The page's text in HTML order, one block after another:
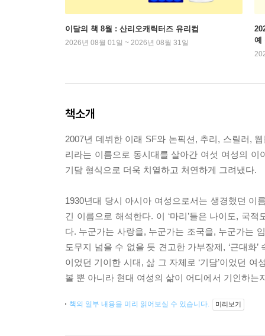
이달의 책 8월 : 산리오캐릭터즈 유리컵
2026년 08월 01일 ~ 2026년 08월 31일
예
책소개
2007년 데뷔한 이래 SF와 논픽션, 추리, 스릴러,
리라는 이름으로 동시대를 살아간 여섯 여성의
기담 형식으로 더욱 치열하고 처연하게 그려냈다.
1930년대 당시 아시아 여성으로서는 생경했던 이
긴 이름으로 해석한다. 이 ‘마리’들은 나이도, 국
다. 누군가는 사랑을, 누군가는 조국을, 누군가는
도무지 넘을 수 없을 듯 견고한 가부장제, ‘근대화
이었던 기이한 시대, 삶 그 자체로 ‘기담’이었던
볼 뿐 아니라 현대 여성의 삶이 어디에서 기인하는
책의 일부 내용을 미리 읽어보실 수 있습니다. 미리보기